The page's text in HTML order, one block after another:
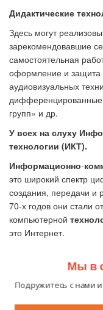
Дидактические
Здесь могут
зарекомендовавшие
самостоятельная
оформление и защита
аудиовизуальных
дифференцированные
групп» и др.
У всех на слуху
технологии (ИКТ).
Информационно-
это широкий спектр
создания, передачи и
70-х годов они стали
компьютерной
это Интернет.
одновременно
В рамках описания
Мы в
Подружитесь с нами